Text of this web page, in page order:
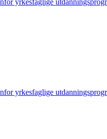
yrkesfaglige